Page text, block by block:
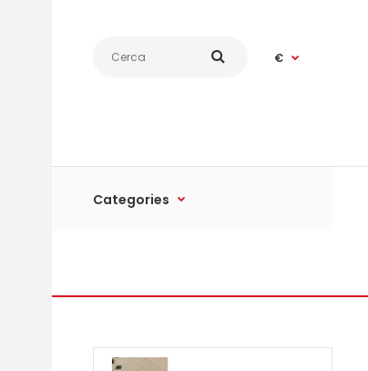
€
Categories